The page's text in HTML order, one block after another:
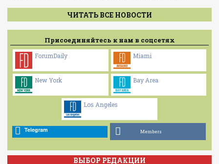
ЧИТАТЬ ВСЕ НОВОСТИ
Присоединяйтесь к нам в соцсетях
ForumDaily Miami
New York Bay Area
Los Angeles
Telegram Members
ВЫБОР РЕДАКЦИИ